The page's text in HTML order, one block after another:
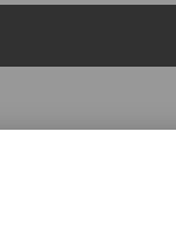
police 85 kg,